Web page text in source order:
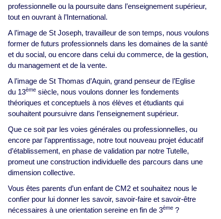
professionnelle ou la poursuite dans l’enseignement supérieur,
tout en ouvrant à l’International.
A l’image de St Joseph, travailleur de son temps, nous voulons
former de futurs professionnels dans les domaines de la santé
et du social, ou encore dans celui du commerce, de la gestion,
du management et de la vente.
A l’image de St Thomas d’Aquin, grand penseur de l’Eglise
du 13ème siècle, nous voulons donner les fondements
théoriques et conceptuels à nos élèves et étudiants qui
souhaitent poursuivre dans l’enseignement supérieur.
Que ce soit par les voies générales ou professionnelles, ou
encore par l’apprentissage, notre tout nouveau projet éducatif
d’établissement, en phase de validation par notre Tutelle,
promeut une construction individuelle des parcours dans une
dimension collective.
Vous êtes parents d’un enfant de CM2 et souhaitez nous le
confier pour lui donner les savoir, savoir-faire et savoir-être
nécessaires à une orientation sereine en fin de 3ème ?